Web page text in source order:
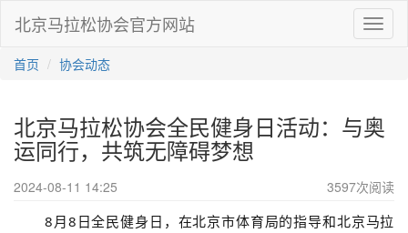
北京马拉松协会官方网站
首页 协会动态
北京马拉松协会全民健身日活动：与奥
运同行，共筑无障碍梦想
2024-08-11 14:25 3597次阅读
8月8日全民健身日，在北京市体育局的指导和北京马拉